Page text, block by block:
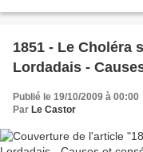
1851 - Le Choléra
Lordadais -
Publié le 19/10/2009 à 00:00
Par Le Castor